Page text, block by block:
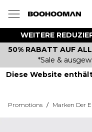
WEITERE
50% RABATT AUF
*Sale &
Diese Website
Promotions / Marken Der